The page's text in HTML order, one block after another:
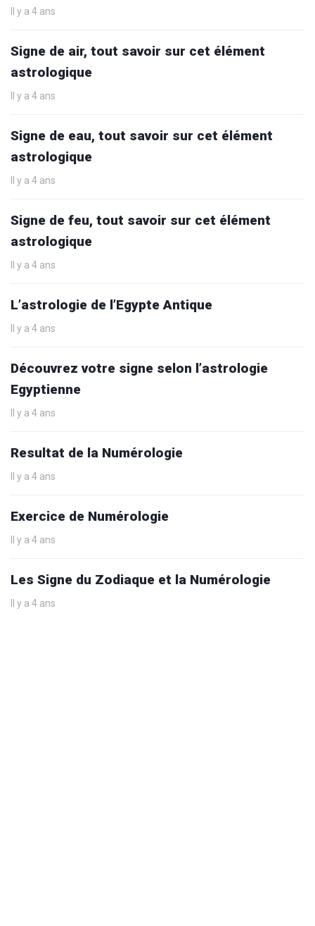
Il y a 4 ans
Signe de air, tout savoir sur cet élément
astrologique
Il y a 4 ans
Signe de eau, tout savoir sur cet élément
astrologique
Il y a 4 ans
Signe de feu, tout savoir sur cet élément
astrologique
Il y a 4 ans
L’astrologie de l’Egypte Antique
Il y a 4 ans
Découvrez votre signe selon l’astrologie
Egyptienne
Il y a 4 ans
Resultat de la Numérologie
Il y a 4 ans
Exercice de Numérologie
Il y a 4 ans
Les Signe du Zodiaque et la Numérologie
Il y a 4 ans